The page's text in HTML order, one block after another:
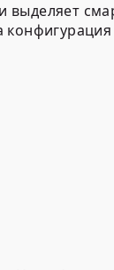
выделяет